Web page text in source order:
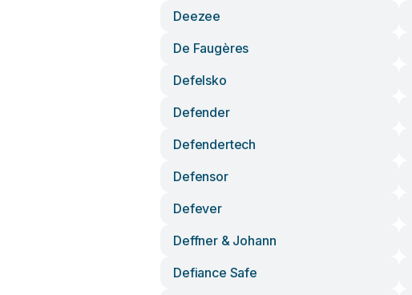
Deezee
De Faugères
Defelsko
Defender
Defendertech
Defensor
Defever
Deffner & Johann
Defiance Safe